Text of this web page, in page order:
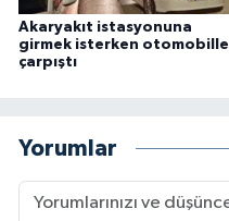
Akaryakıt istasyonuna
girmek isterken otomobille
çarpıştı
Yorumlar